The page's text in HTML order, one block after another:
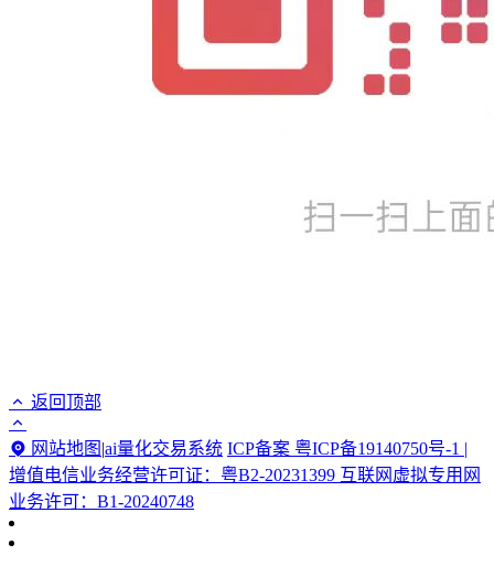
返回顶部
网站地图 |ai量化交易系统 ICP备案 粤ICP备19140750号-1 |
增值电信业务经营许可证：粤B2-20231399 互联网虚拟专用网
业务许可：B1-20240748